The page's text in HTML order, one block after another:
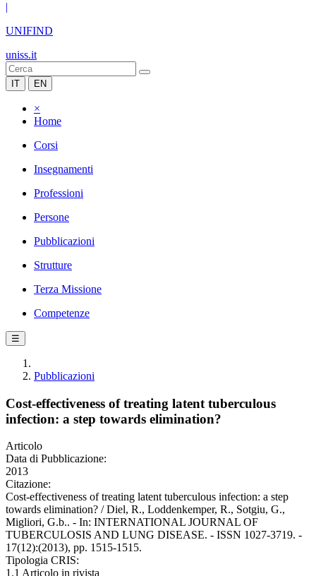
|
UNIFIND
uniss.it
IT EN
×
Home
Corsi
Insegnamenti
Professioni
Persone
Pubblicazioni
Strutture
Terza Missione
Competenze
☰
Pubblicazioni
Cost-effectiveness of treating latent tuberculous
infection: a step towards elimination?
Articolo
Data di Pubblicazione:
2013
Citazione:
Cost-effectiveness of treating latent tuberculous infection: a step
towards elimination? / Diel, R., Loddenkemper, R., Sotgiu, G.,
Migliori, G.b.. - In: INTERNATIONAL JOURNAL OF
TUBERCULOSIS AND LUNG DISEASE. - ISSN 1027-3719. -
17(12):(2013), pp. 1515-1515.
Tipologia CRIS:
1.1 Articolo in rivista